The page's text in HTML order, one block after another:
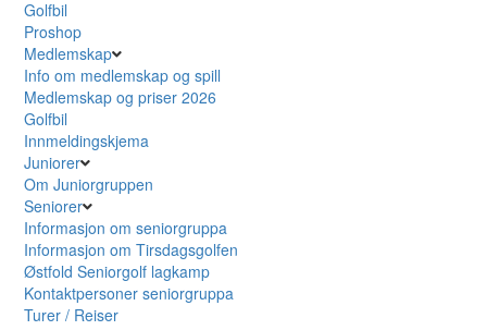
Golfbil
Proshop
Medlemskap
Info om medlemskap og spill
Medlemskap og priser 2026
Golfbil
Innmeldingskjema
Juniorer
Om Juniorgruppen
Seniorer
Informasjon om seniorgruppa
Informasjon om Tirsdagsgolfen
Østfold Seniorgolf lagkamp
Kontaktpersoner seniorgruppa
Turer / Reiser